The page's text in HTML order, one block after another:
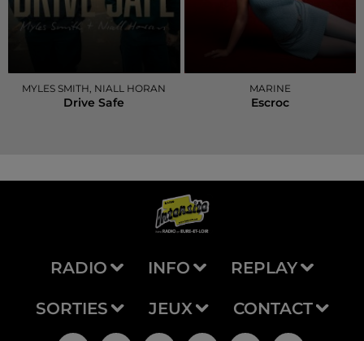
MYLES SMITH, NIALL HORAN
Drive Safe
MARINE
Escroc
RADIO INFO REPLAY
SORTIES JEUX CONTACT